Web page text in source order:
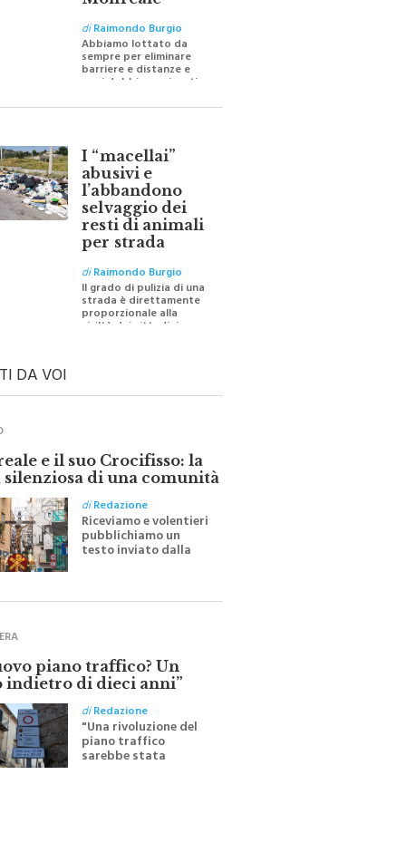
diRaimondo Burgio
Abbiamo lottato da
sempre per eliminare
barriere e distanze e
oggi dobbiamo ripartire
I “macellai”
abusivi e
l’abbandono
selvaggio dei
resti di animali
per strada
diRaimondo Burgio
Il grado di pulizia di una
strada è direttamente
proporzionale alla
civiltà dei cittadini
DA VOI
e il suo Crocifisso: la
di una comunità
diRedazione
Riceviamo e volentieri
pubblichiamo un
testo inviato dalla
scrittrice monrealese
Festa del Santissimo
piano traffico? Un
indietro di dieci anni”
diRedazione
"Una rivoluzione del
piano traffico
sarebbe stata
efficace se preceduta